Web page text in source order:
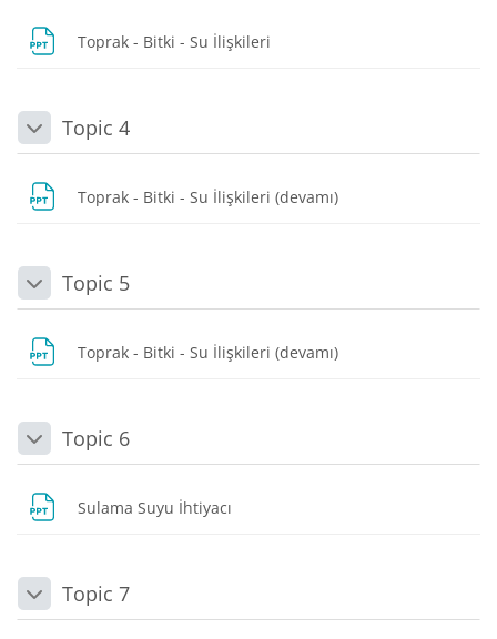
Toprak - Bitki - Su İlişkileri
DaraltTopic 4
Toprak - Bitki - Su İlişkileri (devamı)
DaraltTopic 5
Toprak - Bitki - Su İlişkileri (devamı)
DaraltTopic 6
Sulama Suyu İhtiyacı
DaraltTopic 7